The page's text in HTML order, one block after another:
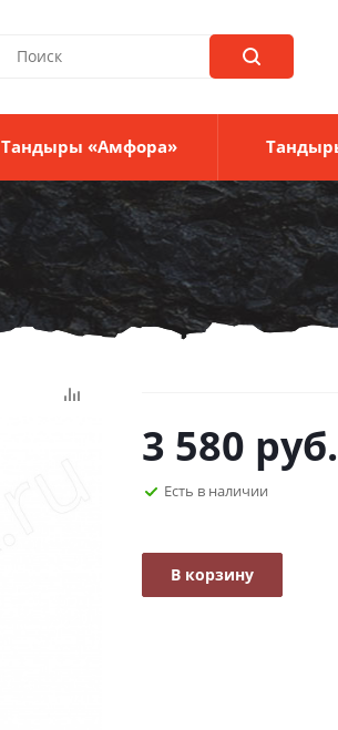
Тандыры «Амфора»
3 580 руб.
Есть в наличии
В корзину